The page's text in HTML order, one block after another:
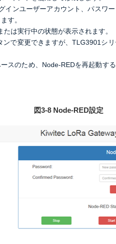
インユーザーアカウント、パスワ
す。
は実行中の状態が表示されます。
ンで変更できますが、TLG3901シ
スのため、Node-REDを再起動す
図3-8 Node-RED設定